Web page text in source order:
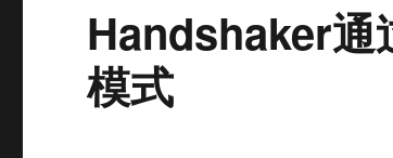
Handshaker通
模式